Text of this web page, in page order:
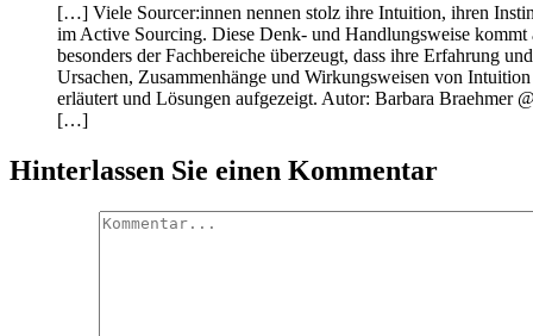
[…] Viele Sourcer:innen nennen stolz ihre Intuition, ihren
im Active Sourcing. Diese Denk- und Handlungsweise
besonders der Fachbereiche überzeugt, dass ihre Erfahrung
Ursachen, Zusammenhänge und Wirkungsweisen von
erläutert und Lösungen aufgezeigt. Autor: Barbara Braehmer
[…]
Hinterlassen Sie einen Kommentar